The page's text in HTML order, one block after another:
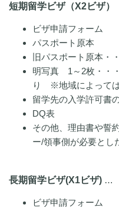
短期留学ビザ（X2ビザ）
ビザ申請フォーム
パスポート原本
旧パスポート原本・
明写真 1～2枚・・
り ※地域によっては
留学先の入学許可書
DQ表
その他、理由書や誓
ー/領事側が必要とし
長期留学ビザ(X1ビザ) …
ビザ申請フォーム